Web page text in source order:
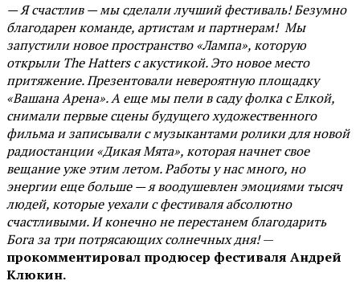
— Я счастлив — мы сделали лучший фестиваль! Безумно
благодарен команде, артистам и партнерам! Мы
запустили новое пространство «Лампа», которую
открыли The Hatters с акустикой. Это новое место
притяжение. Презентовали невероятную площадку
«Вашана Арена». А еще мы пели в саду фолка с Елкой,
снимали первые сцены будущего художественного
фильма и записывали с музыкантами ролики для новой
радиостанции «Дикая Мята», которая начнет свое
вещание уже этим летом. Работы у нас много, но
энергии еще больше — я воодушевлен эмоциями тысяч
людей, которые уехали с фестиваля абсолютно
счастливыми. И конечно не перестанем благодарить
Бога за три потрясающих солнечных дня!—
прокомментировал продюсер фестиваля Андрей
Клюкин.